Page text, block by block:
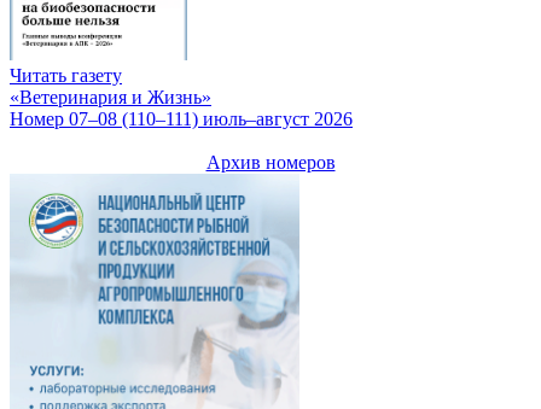
Читать газету
«Ветеринария и Жизнь»
Номер 07–08 (110–111) июль–август 2026
Архив номеров